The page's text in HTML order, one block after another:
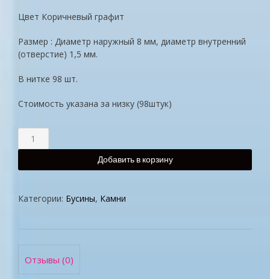
Цвет Коричневый графит
Размер : Диаметр наружный 8 мм, диаметр внутренний
(отверстие) 1,5 мм.
В нитке 98 шт.
Стоимость указана за низку (98штук)
Добавить в корзину
Категории: Бусины, Камни
Отзывы (0)